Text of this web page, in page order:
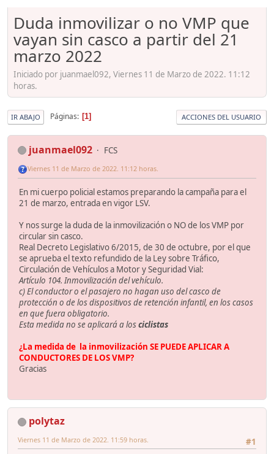
Duda inmovilizar o no VMP que
vayan sin casco a partir del 21
marzo 2022
Iniciado por juanmael092, Viernes 11 de Marzo de 2022. 11:12
horas.
IR ABAJO Páginas 1 ACCIONES DEL USUARIO
juanmael092 FCS
Viernes 11 de Marzo de 2022. 11:12 horas.
En mi cuerpo policial estamos preparando la campaña para el
21 de marzo, entrada en vigor LSV.
Y nos surge la duda de la inmovilización o NO de los VMP por
circular sin casco.
Real Decreto Legislativo 6/2015, de 30 de octubre, por el que
se aprueba el texto refundido de la Ley sobre Tráfico,
Circulación de Vehículos a Motor y Seguridad Vial:
Artículo 104. Inmovilización del vehículo.
c) El conductor o el pasajero no hagan uso del casco de
protección o de los dispositivos de retención infantil, en los casos
en que fuera obligatorio.
Esta medida no se aplicará a losciclistas
¿La medida de la inmovilización SE PUEDE APLICAR A
CONDUCTORES DE LOS VMP?
Gracias
polytaz
#1
Viernes 11 de Marzo de 2022. 11:59 horas.